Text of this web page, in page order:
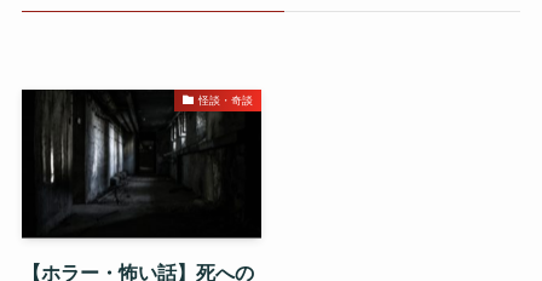
怪談・奇談
【ホラー・怖い話】死への